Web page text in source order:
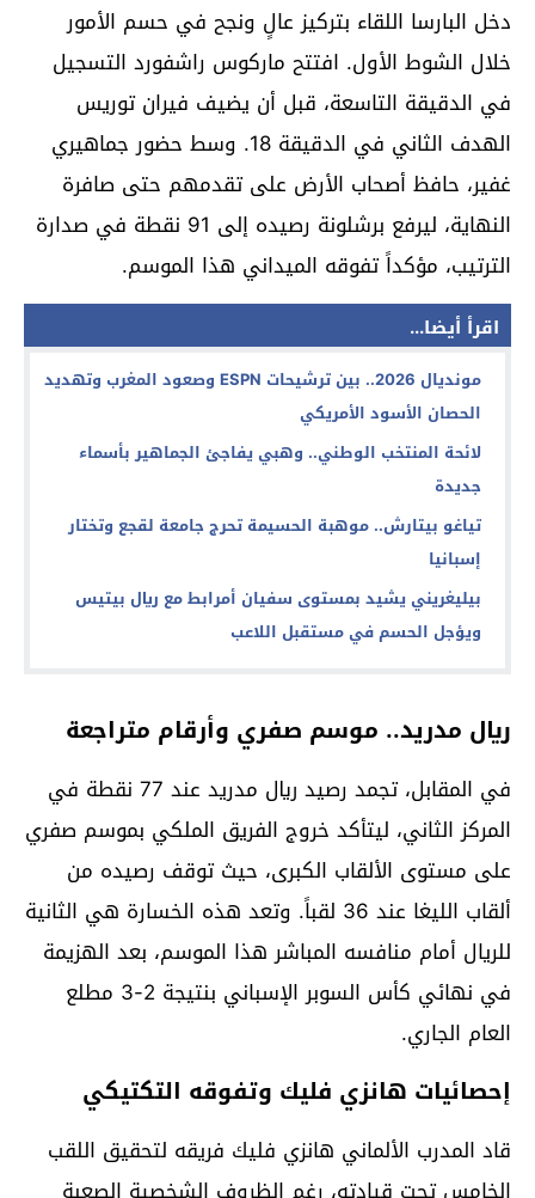
دخل البارسا اللقاء بتركيز عالٍ ونجح في حسم الأمور
خلال الشوط الأول. افتتح ماركوس راشفورد التسجيل
في الدقيقة التاسعة، قبل أن يضيف فيران توريس
الهدف الثاني في الدقيقة 18. وسط حضور جماهيري
غفير، حافظ أصحاب الأرض على تقدمهم حتى صافرة
النهاية، ليرفع برشلونة رصيده إلى 91 نقطة في صدارة
الترتيب، مؤكداً تفوقه الميداني هذا الموسم.
اقرأ أيضا...
مونديال 2026.. بين ترشيحات ESPN وصعود المغرب وتهديد
الحصان الأسود الأمريكي
لائحة المنتخب الوطني.. وهبي يفاجئ الجماهير بأسماء
جديدة
تياغو بيتارش.. موهبة الحسيمة تحرج جامعة لقجع وتختار
إسبانيا
بيليغريني يشيد بمستوى سفيان أمرابط مع ريال بيتيس
ويؤجل الحسم في مستقبل اللاعب
ريال مدريد.. موسم صفري وأرقام متراجعة
في المقابل، تجمد رصيد ريال مدريد عند 77 نقطة في
المركز الثاني، ليتأكد خروج الفريق الملكي بموسم صفري
على مستوى الألقاب الكبرى، حيث توقف رصيده من
ألقاب الليغا عند 36 لقباً. وتعد هذه الخسارة هي الثانية
للريال أمام منافسه المباشر هذا الموسم، بعد الهزيمة
في نهائي كأس السوبر الإسباني بنتيجة 2-3 مطلع
العام الجاري.
إحصائيات هانزي فليك وتفوقه التكتيكي
قاد المدرب الألماني هانزي فليك فريقه لتحقيق اللقب